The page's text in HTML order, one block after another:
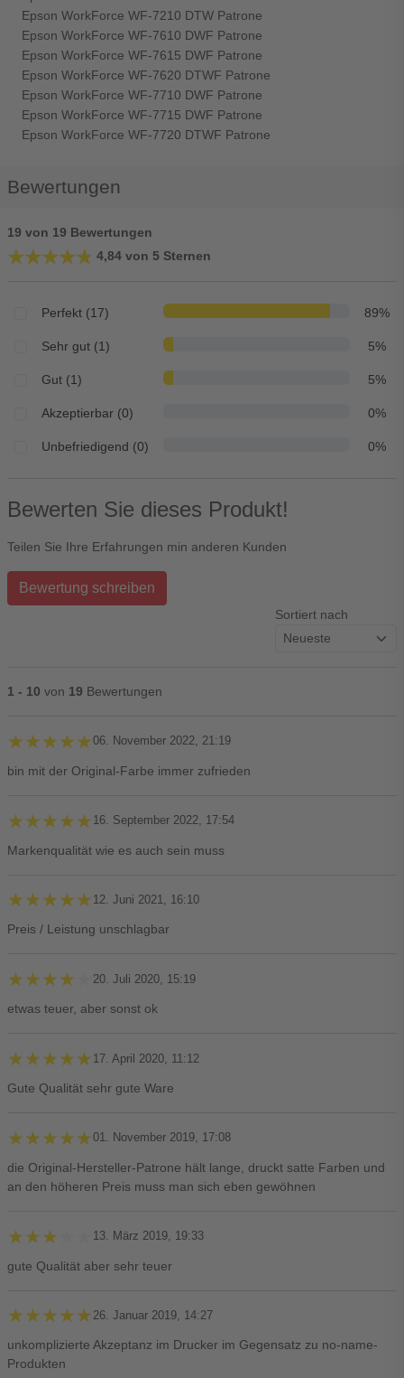
Epson WorkForce WF-7210 DTW Patrone
Epson WorkForce WF-7610 DWF Patrone
Epson WorkForce WF-7615 DWF Patrone
Epson WorkForce WF-7620 DTWF Patrone
Epson WorkForce WF-7710 DWF Patrone
Epson WorkForce WF-7715 DWF Patrone
Epson WorkForce WF-7720 DTWF Patrone
Bewertungen
19 von 19 Bewertungen
★★★★★
★★★★★ 4,84 von 5 Sternen
Perfekt (17) 89%
Sehr gut (1) 5%
Gut (1) 5%
Akzeptierbar (0) 0%
Unbefriedigend (0) 0%
Bewerten Sie dieses Produkt!
Teilen Sie Ihre Erfahrungen min anderen Kunden
Bewertung schreiben
Sortiert nach
1 - 10 von 19 Bewertungen
★★★★★
★★★★★06. November 2022, 21:19
bin mit der Original-Farbe immer zufrieden
★★★★★
★★★★★ 16. September 2022, 17:54
Markenqualität wie es auch sein muss
★★★★★
★★★★★ 12. Juni 2021, 16:10
Preis / Leistung unschlagbar
★★★★★
★★★★★ 20. Juli 2020, 15:19
etwas teuer, aber sonst ok
★★★★★
★★★★★ 17. April 2020, 11:12
Gute Qualität sehr gute Ware
★★★★★
★★★★★01. November 2019, 17:08
die Original-Hersteller-Patrone hält lange, druckt satte Farben und
an den höheren Preis muss man sich eben gewöhnen
★★★★★
★★★★★ 13. März 2019, 19:33
gute Qualität aber sehr teuer
★★★★★
★★★★★ 26. Januar 2019, 14:27
unkomplizierte Akzeptanz im Drucker im Gegensatz zu no-name-
Produkten